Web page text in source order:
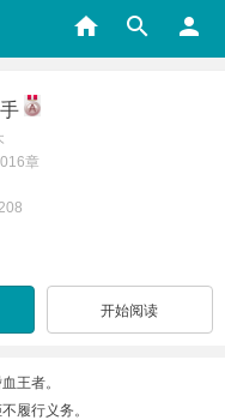
章
开始阅读
王者。
履行义务。